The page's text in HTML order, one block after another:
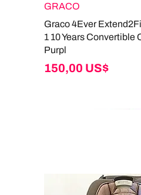
GRACO
Graco 4Ever
1 10 Years Convertible
Purpl
Giá
150,00 US$